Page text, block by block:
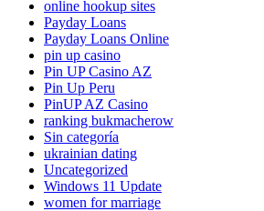
online hookup sites
Payday Loans
Payday Loans Online
pin up casino
Pin UP Casino AZ
Pin Up Peru
PinUP AZ Casino
ranking bukmacherow
Sin categoría
ukrainian dating
Uncategorized
Windows 11 Update
women for marriage